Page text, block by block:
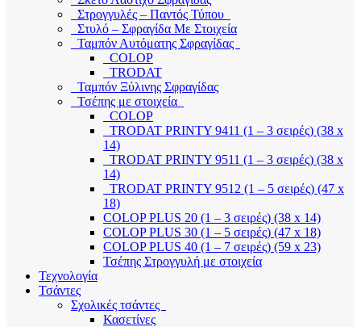
Στρογγυλές – Παντός Τύπου
Στυλό – Σφραγίδα Με Στοιχεία
Ταμπόν Αυτόματης Σφραγίδας
COLOP
TRODAT
Ταμπόν Ξύλινης Σφραγίδας
Τσέπης με στοιχεία
COLOP
TRODAT PRINTY 9411 (1 – 3 σειρές) (38 x
14)
TRODAT PRINTY 9511 (1 – 3 σειρές) (38 x
14)
TRODAT PRINTY 9512 (1 – 5 σειρές) (47 x
18)
COLOP PLUS 20 (1 – 3 σειρές) (38 x 14)
COLOP PLUS 30 (1 – 5 σειρές) (47 x 18)
COLOP PLUS 40 (1 – 7 σειρές) (59 x 23)
Τσέπης Στρογγυλή με στοιχεία
Τεχνολογία
Τσάντες
Σχολικές τσάντες
Κασετίνες